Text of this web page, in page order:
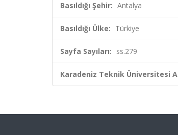
Basıldığı Şehir: Antalya
Basıldığı Ülke: Türkiye
Sayfa Sayıları: ss.279
Karadeniz Teknik Üniversitesi